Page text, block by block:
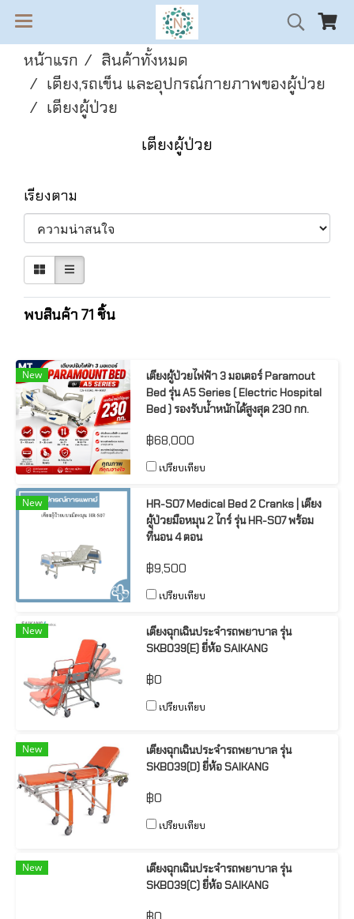
หน้าแรก
สินค้าทั้งหมด
เตียง,รถเข็น และอุปกรณ์กายภาพของผู้ป่วย
เตียงผู้ป่วย
เตียงผู้ป่วย
เรียงตาม
พบสินค้า 71 ชิ้น
New
เตียงผู้ป่วยไฟฟ้า 3 มอเตอร์ Paramout
Bed รุ่น A5 Series ( Electric Hospital
Bed ) รองรับน้ำหนักได้สูงสุด 230 กก.
฿68,000
เปรียบเทียบ
New
HR-S07 Medical Bed 2 Cranks | เตียง
ผู้ป่วยมือหมุน 2 ไกร์ รุ่น HR-S07 พร้อม
ที่นอน 4 ตอน
฿9,500
เปรียบเทียบ
New
เตียงฉุกเฉินประจำรถพยาบาล รุ่น
SKB039(E) ยี่ห้อ SAIKANG
฿0
เปรียบเทียบ
New
เตียงฉุกเฉินประจำรถพยาบาล รุ่น
SKB039(D) ยี่ห้อ SAIKANG
฿0
เปรียบเทียบ
New
เตียงฉุกเฉินประจำรถพยาบาล รุ่น
SKB039(C) ยี่ห้อ SAIKANG